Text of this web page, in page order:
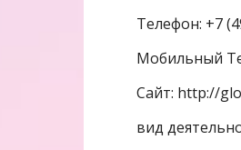
Телефон: +7
Мобильный
Сайт: http://
вид